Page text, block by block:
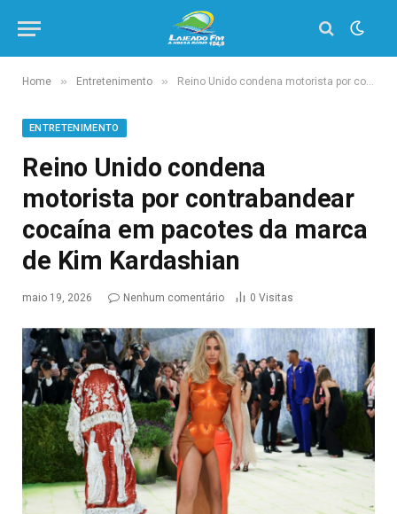
Home » Entretenimento » Reino Unido condena motorista por contrabandear cocaína em pacotes da marca de Kim Kardashian
ENTRETENIMENTO
Reino Unido condena
motorista por contrabandear
cocaína em pacotes da marca
de Kim Kardashian
maio 19, 2026 Nenhum comentário 0 Visitas